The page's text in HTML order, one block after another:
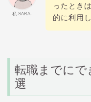
私-SARA-
ったとき
的に利用
転職までにで
選